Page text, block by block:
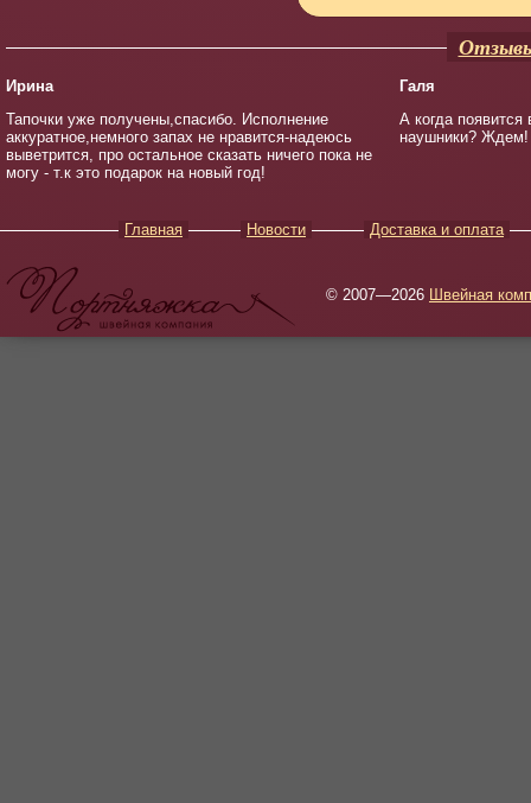
Ирина
Тапочки уже получены,спасибо. Исполнение
аккуратное,немного запах не нравится-надеюсь
выветрится, про остальное сказать ничего пока не
могу - т.к это подарок на новый год!
Галя
А когда
наушники? Ждем!
Главная Новости Доставка и оплата
© 2007—2026 Швейная